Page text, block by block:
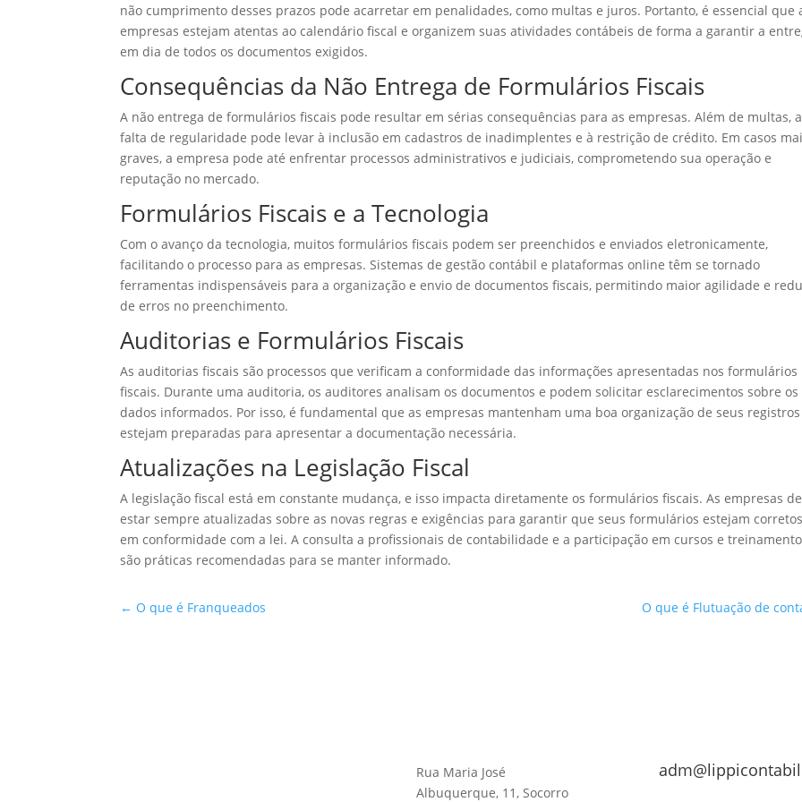
não cumprimento desses prazos pode acarretar em penalidades, como multas e juros. Portanto, é essencial que
empresas estejam atentas ao calendário fiscal e organizem suas atividades contábeis de forma a garantir a
em dia de todos os documentos exigidos.
Consequências da Não Entrega de Formulários Fiscais
A não entrega de formulários fiscais pode resultar em sérias consequências para as empresas. Além de multas, a
falta de regularidade pode levar à inclusão em cadastros de inadimplentes e à restrição de crédito. Em casos
graves, a empresa pode até enfrentar processos administrativos e judiciais, comprometendo sua operação e
reputação no mercado.
Formulários Fiscais e a Tecnologia
Com o avanço da tecnologia, muitos formulários fiscais podem ser preenchidos e enviados eletronicamente,
facilitando o processo para as empresas. Sistemas de gestão contábil e plataformas online têm se tornado
ferramentas indispensáveis para a organização e envio de documentos fiscais, permitindo maior agilidade e
de erros no preenchimento.
Auditorias e Formulários Fiscais
As auditorias fiscais são processos que verificam a conformidade das informações apresentadas nos formulários
fiscais. Durante uma auditoria, os auditores analisam os documentos e podem solicitar esclarecimentos sobre os
dados informados. Por isso, é fundamental que as empresas mantenham uma boa organização de seus registros
estejam preparadas para apresentar a documentação necessária.
Atualizações na Legislação Fiscal
A legislação fiscal está em constante mudança, e isso impacta diretamente os formulários fiscais. As empresas
estar sempre atualizadas sobre as novas regras e exigências para garantir que seus formulários estejam
em conformidade com a lei. A consulta a profissionais de contabilidade e a participação em cursos e
são práticas recomendadas para se manter informado.
← O que é Franqueados O que é Flutuação de
Rua Maria José
Albuquerque, 11, Socorro